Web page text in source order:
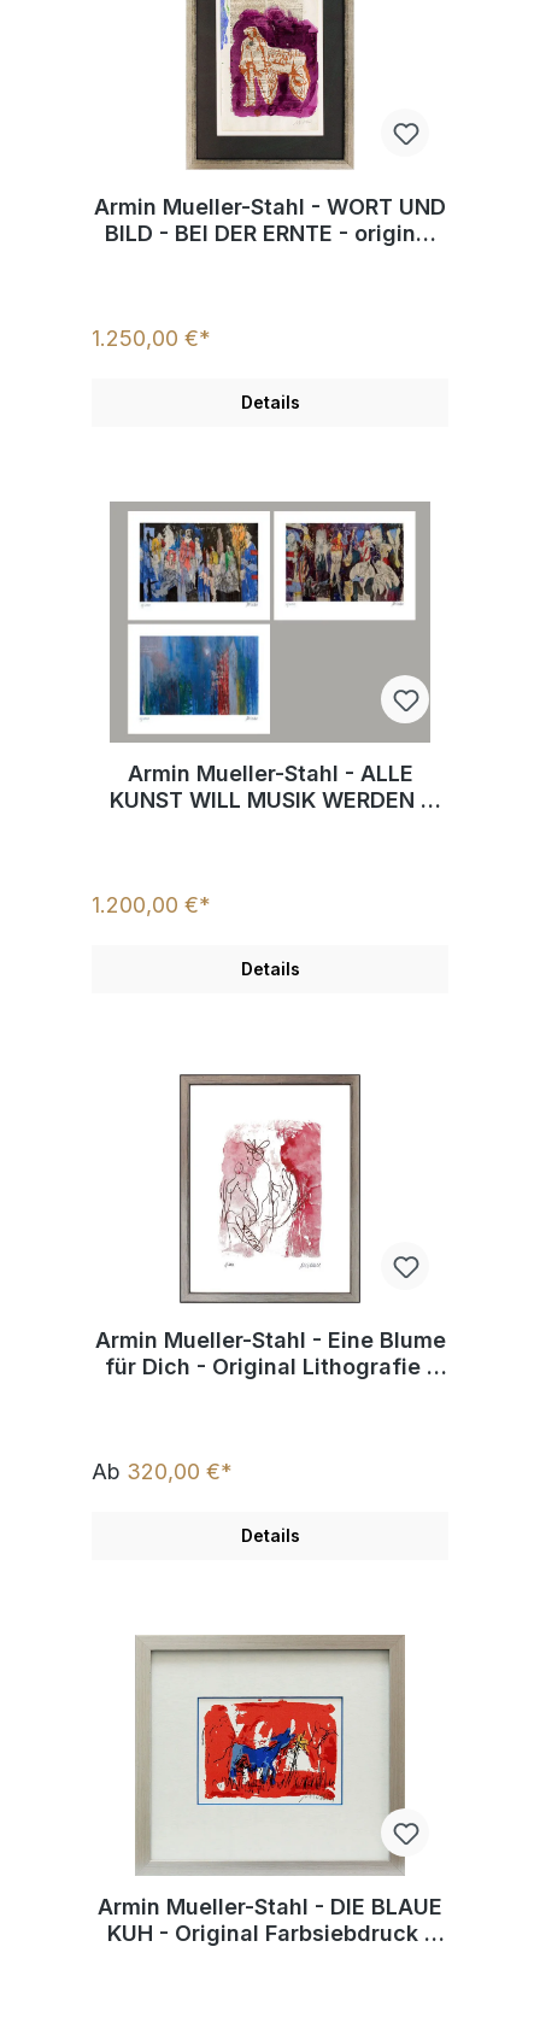
Armin Mueller-Stahl - WORT UND
BILD - BEI DER ERNTE - original
1.250,00 €*
Details
Armin Mueller-Stahl - ALLE
KUNST WILL MUSIK WERDEN -
1.200,00 €*
Details
Armin Mueller-Stahl - Eine Blume
für Dich - Original Lithografie -
Ab 320,00 €*
Details
Armin Mueller-Stahl - DIE BLAUE
KUH - Original Farbsiebdruck -